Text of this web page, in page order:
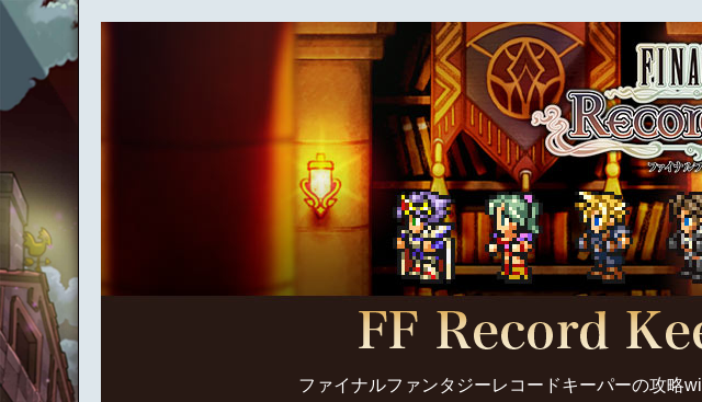
ファイナルファンタジーレコードキーパーの攻略